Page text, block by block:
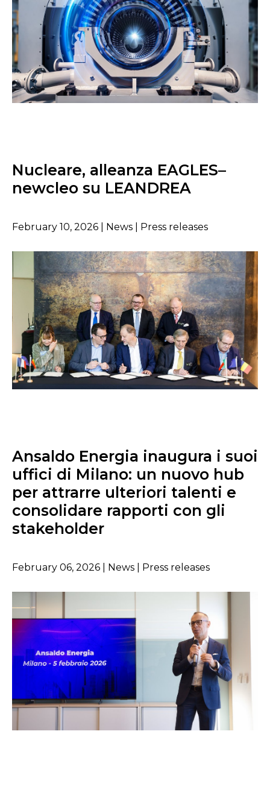
Nucleare, alleanza EAGLES–
newcleo su LEANDREA
February 10, 2026 | News | Press releases
Ansaldo Energia inaugura i suoi
uffici di Milano: un nuovo hub
per attrarre ulteriori talenti e
consolidare rapporti con gli
stakeholder
February 06, 2026 | News | Press releases